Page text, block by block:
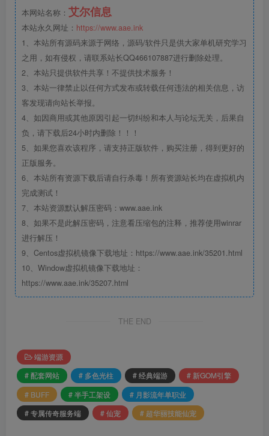
本网站名称： 艾尔信息
本站永久网址： https://www.aae.ink
1、本站所有源码来源于网络，源码/软件只是供大家单机研究学习
之用，如有侵权，请联系站长QQ466107887进行删除处理。
2、本站只提供软件共享！不提供技术服务！
3、本站一律禁止以任何方式发布或转载任何违法的相关信息，访
客发现请向站长举报。
4、如因商用或其他原因引起一切纠纷和本人与论坛无关，后果自
负，请下载后24小时内删除！！！
5、如果您喜欢该程序，请支持正版软件，购买注册，得到更好的
正版服务。
6、本站所有资源下载后请自行杀毒！所有资源站长均在虚拟机内
完成测试！
7、本站资源默认解压密码：www.aae.ink
8、如果不是此解压密码，注意看压缩包的注释，推荐使用winrar
进行解压！
9、Centos虚拟机镜像下载地址：https://www.aae.ink/35201.html
10、Window虚拟机镜像下载地址：
https://www.aae.ink/35207.html
THE END
端游资源
# 配套网站
# 多色光柱 # 经典端游
# 新GOM引擎
# BUFF
# 半手工架设
# 月影流年单职业
# 专属传奇服务端
# 仙宠 # 超华丽技能仙宠